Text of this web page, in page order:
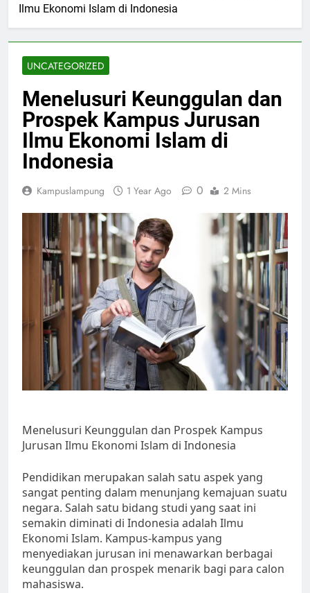
Ilmu Ekonomi Islam di Indonesia
UNCATEGORIZED
Menelusuri Keunggulan dan
Prospek Kampus Jurusan
Ilmu Ekonomi Islam di
Indonesia
Kampuslampung 1 Year Ago 0 2 Mins
Menelusuri Keunggulan dan Prospek Kampus
Jurusan Ilmu Ekonomi Islam di Indonesia
Pendidikan merupakan salah satu aspek yang
sangat penting dalam menunjang kemajuan suatu
negara. Salah satu bidang studi yang saat ini
semakin diminati di Indonesia adalah Ilmu
Ekonomi Islam. Kampus-kampus yang
menyediakan jurusan ini menawarkan berbagai
keunggulan dan prospek menarik bagi para calon
mahasiswa.